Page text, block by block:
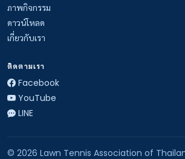
ภาพกิจกรรม
ดาวน์โหลด
เกี่ยวกับเรา
ติดตามเรา
Facebook
YouTube
LINE
© 2026 Lawn Tennis Association of